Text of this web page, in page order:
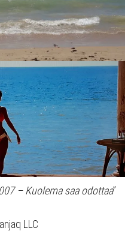
007 – Kuolema saa odottaa”
LLC